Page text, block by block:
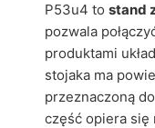
P53u4 to stand
pozwala
produktami
stojaka ma
przeznaczoną
część opiera się